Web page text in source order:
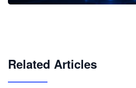
Related Articles